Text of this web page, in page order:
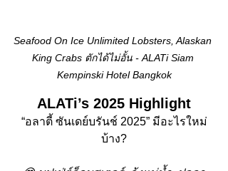
Seafood On Ice Unlimited Lobsters, Alaskan
King Crabs ตักได้ไม่อั้น - ALATi Siam
Kempinski Hotel Bangkok
ALATi’s 2025 Highlight
“อลาตี้ ซันเดย์บรันช์ 2025” มีอะไรใหม่
บ้าง?